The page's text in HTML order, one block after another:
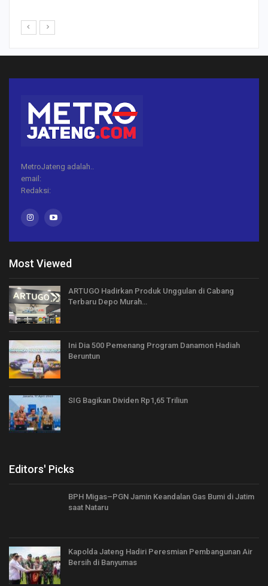
MetroJateng adalah..
email:
Redaksi:
Most Viewed
ARTUGO Hadirkan Produk Unggulan di Cabang
Terbaru Depo Murah…
Ini Dia 500 Pemenang Program Danamon Hadiah
Beruntun
SIG Bagikan Dividen Rp1,65 Triliun
Editors' Picks
BPH Migas–PGN Jamin Keandalan Gas Bumi di Jatim
saat Nataru
Kapolda Jateng Hadiri Peresmian Pembangunan Air
Bersih di Banyumas